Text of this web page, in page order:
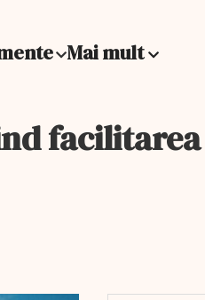
Mai mult